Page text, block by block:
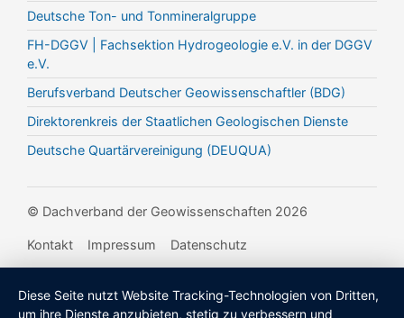
Deutsche Ton- und Tonmineralgruppe
FH-DGGV | Fachsektion Hydrogeologie e.V. in der DGGV
e.V.
Berufsverband Deutscher Geowissenschaftler (BDG)
Direktorenkreis der Staatlichen Geologischen Dienste
Deutsche Quartärvereinigung (DEUQUA)
© Dachverband der Geowissenschaften 2026
Kontakt Impressum Datenschutz
Diese Seite nutzt Website Tracking-Technologien von Dritten,
um ihre Dienste anzubieten, stetig zu verbessern und